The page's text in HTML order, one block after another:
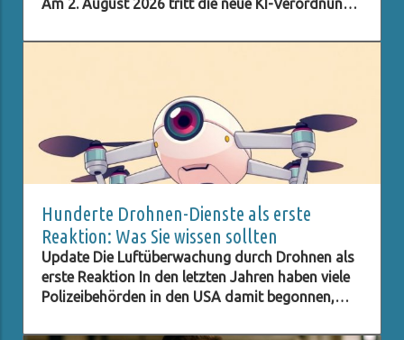
Am 2. August 2026 tritt die neue KI-Verordnung
für Unternehmen und Institutionen festlegt, die
Privatsphäre der Verbraucher und sorgt dafür,
dass Nutzer in informierteren Entscheidungen
bezogen auf KI-gestützte Produkte und
Dienstleistungen unterstützt werden. Die
Verordnung zielt darauf ab, den Einfluss und die
Macht von Unternehmen über aufgrund von KI
erhobene Daten zu regulieren. Insbesondere für
Unternehmen, die auf den Forschungs- und
Entwicklungsprozess von KI-gestützten Projekten
fokussiert sind, wird diese neue Regelung von
großer Bedeutung sein. Ein transparenter
Hunderte Drohnen-Dienste als erste
Reaktion: Was Sie wissen sollten
Update Die Luftüberwachung durch Drohnen als
erste Reaktion In den letzten Jahren haben viele
Polizeibehörden in den USA damit begonnen,
Technologie stellt eine neue Ebene der